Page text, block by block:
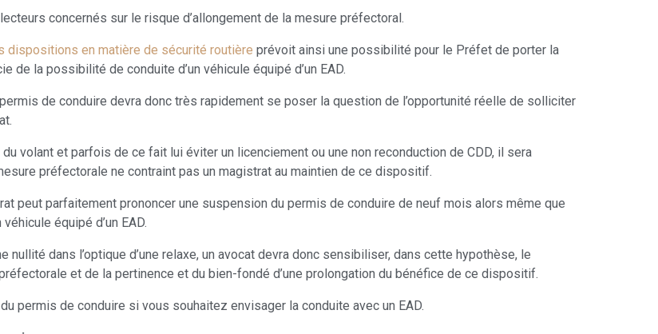
concernés sur le risque d’allongement de la mesure préfectoral.
dispositions en matière de sécurité routière prévoit ainsi une possibilité pour le Préfet de porter la
de la possibilité de conduite d’un véhicule équipé d’un EAD.
de conduire devra donc très rapidement se poser la question de l’opportunité réelle de solliciter
volant et parfois de ce fait lui éviter un licenciement ou une non reconduction de CDD, il sera
préfectorale ne contraint pas un magistrat au maintien de ce dispositif.
peut parfaitement prononcer une suspension du permis de conduire de neuf mois alors même que
équipé d’un EAD.
dans l’optique d’une relaxe, un avocat devra donc sensibiliser, dans cette hypothèse, le
et de la pertinence et du bien-fondé d’une prolongation du bénéfice de ce dispositif.
permis de conduire si vous souhaitez envisager la conduite avec un EAD.